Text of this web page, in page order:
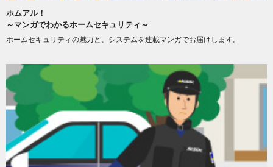
ホムアル！
～マンガでわかるホームセキュリティ～
ホームセキュリティの魅力と、システムを連載マンガでお届けします。